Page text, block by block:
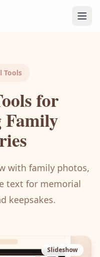
Tools
for
Family
with family photos,
text for memorial
keepsakes.
Slideshow